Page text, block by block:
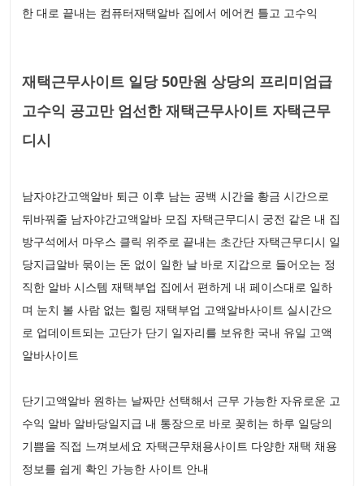
한 대로 끝내는 컴퓨터재택알바 집에서 에어컨 틀고 고수익
재택근무사이트 일당 50만원 상당의 프리미엄급
고수익 공고만 엄선한 재택근무사이트 자택근무
디시
남자야간고액알바 퇴근 이후 남는 공백 시간을 황금 시간으로
뒤바꿔줄 남자야간고액알바 모집 자택근무디시 궁전 같은 내 집
방구석에서 마우스 클릭 위주로 끝내는 초간단 자택근무디시 일
당지급알바 묶이는 돈 없이 일한 날 바로 지갑으로 들어오는 정
직한 알바 시스템 재택부업 집에서 편하게 내 페이스대로 일하
며 눈치 볼 사람 없는 힐링 재택부업 고액알바사이트 실시간으
로 업데이트되는 고단가 단기 일자리를 보유한 국내 유일 고액
알바사이트
단기고액알바 원하는 날짜만 선택해서 근무 가능한 자유로운 고
수익 알바 알바당일지급 내 통장으로 바로 꽂히는 하루 일당의
기쁨을 직접 느껴보세요 자택근무채용사이트 다양한 재택 채용
정보를 쉽게 확인 가능한 사이트 안내